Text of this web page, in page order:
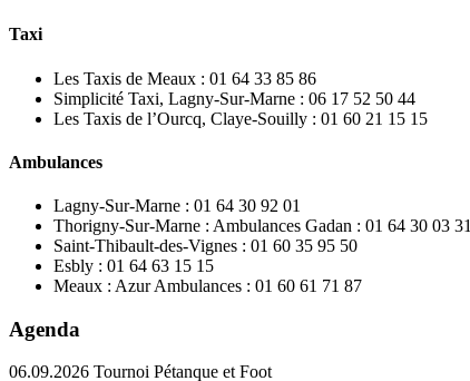
Taxi
Les Taxis de Meaux : 01 64 33 85 86
Simplicité Taxi, Lagny-Sur-Marne : 06 17 52 50 44
Les Taxis de l’Ourcq, Claye-Souilly : 01 60 21 15 15
Ambulances
Lagny-Sur-Marne : 01 64 30 92 01
Thorigny-Sur-Marne : Ambulances Gadan : 01 64 30 03 31
Saint-Thibault-des-Vignes : 01 60 35 95 50
Esbly : 01 64 63 15 15
Meaux : Azur Ambulances : 01 60 61 71 87
Agenda
06.09.2026 Tournoi Pétanque et Foot